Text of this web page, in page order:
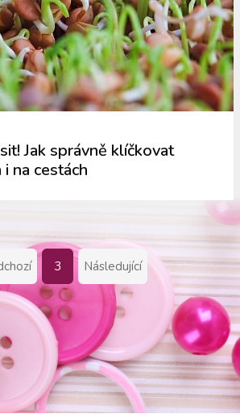
Jak správně klíčkovat
na cestách
3 Následující